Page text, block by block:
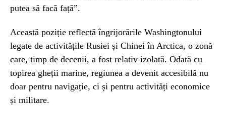
putea să facă față”.
Această poziție reflectă îngrijorările Washingtonului
legate de activitățile Rusiei și Chinei în Arctica, o zonă
care, timp de decenii, a fost relativ izolată. Odată cu
topirea gheții marine, regiunea a devenit accesibilă nu
doar pentru navigație, ci și pentru activități economice
și militare.